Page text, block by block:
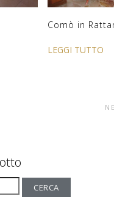
Comò in
LEGGI TUTTO
CERCA